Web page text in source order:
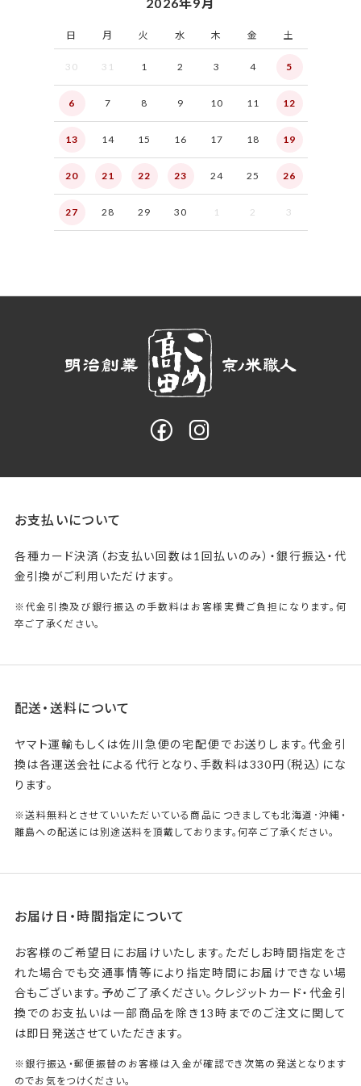
日 月 火 水 木 金 土
30 31 1 2 3 4 5
6 7 8 9 10 11 12
13 14 15 16 17 18 19
20 21 22 23 24 25 26
27 28 29 30 1 2 3
お支払いについて
各種カード決済（お支払い回数は1回払いのみ）・銀行振込・代
金引換がご利用いただけます。
※代金引換及び銀行振込の手数料はお客様実費ご負担になります。何
卒ご了承ください。
配送・送料について
ヤマト運輸もしくは佐川急便の宅配便でお送りします。代金引
換は各運送会社による代行となり、手数料は330円（税込）にな
ります。
※送料無料とさせていいただいている商品につきましても北海道･沖縄・
離島への配送には別途送料を頂戴しております。何卒ご了承ください。
お届け日・時間指定について
お客様のご希望日にお届けいたします。ただしお時間指定をさ
れた場合でも交通事情等により指定時間にお届けできない場
合もございます。予めご了承ください。クレジットカード・代金引
換でのお支払いは一部商品を除き13時までのご注文に関して
は即日発送させていただきます。
※銀行振込・郵便振替のお客様は入金が確認でき次第の発送となります
のでお気をつけください。